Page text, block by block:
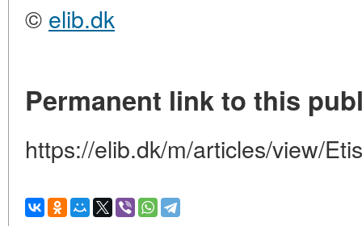
© elib.dk
Permanent link to this
https://elib.dk/m/articles/view/